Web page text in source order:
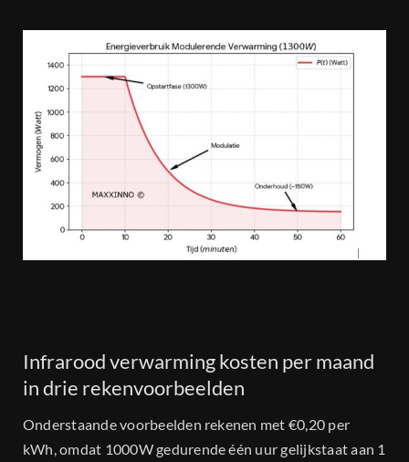
Infrarood verwarming kosten per maand
in drie rekenvoorbeelden
Onderstaande voorbeelden rekenen met €0,20 per
kWh, omdat 1000W gedurende één uur gelijkstaat aan 1